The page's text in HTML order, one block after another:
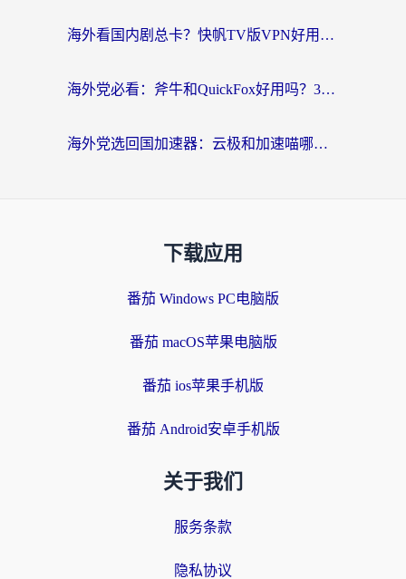
海外看国内剧总卡？快帆TV版VPN好用吗？和海牛VPN对比哪个回国效果更好？
海外党必看：斧牛和QuickFox好用吗？3步选对回国加速器，无缝刷国内剧玩游戏
海外党选回国加速器：云极和加速喵哪个好？附3款热门工具实测对比
下载应用
番茄 Windows PC电脑版
番茄 macOS苹果电脑版
番茄 ios苹果手机版
番茄 Android安卓手机版
关于我们
服务条款
隐私协议